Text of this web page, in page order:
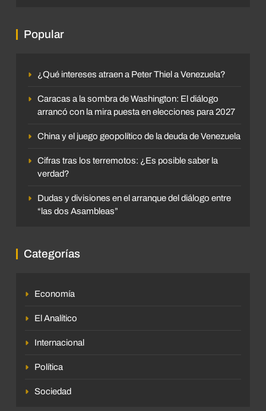
Popular
¿Qué intereses atraen a Peter Thiel a Venezuela?
Caracas a la sombra de Washington: El diálogo
arrancó con la mira puesta en elecciones para 2027
China y el juego geopolítico de la deuda de Venezuela
Cifras tras los terremotos: ¿Es posible saber la
verdad?
Dudas y divisiones en el arranque del diálogo entre
“las dos Asambleas”
Categorías
Economía
El Analítico
Internacional
Política
Sociedad